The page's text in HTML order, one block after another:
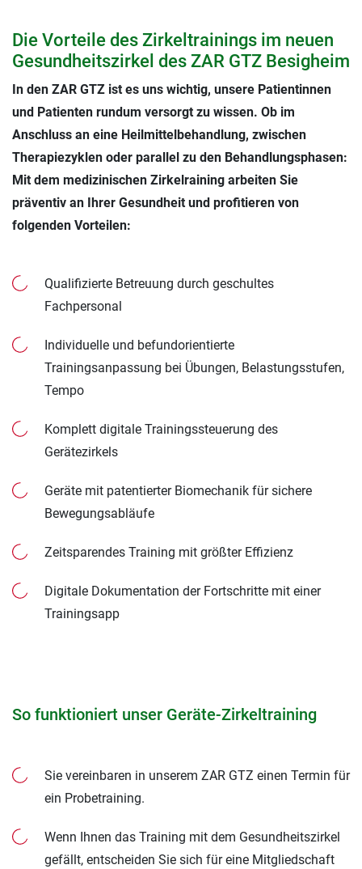
Die Vorteile des Zirkeltrainings im neuen
Gesundheitszirkel des ZAR GTZ Besigheim
In den ZAR GTZ ist es uns wichtig, unsere Patientinnen
und Patienten rundum versorgt zu wissen. Ob im
Anschluss an eine Heilmittelbehandlung, zwischen
Therapiezyklen oder parallel zu den Behandlungsphasen:
Mit dem medizinischen Zirkelraining arbeiten Sie
präventiv an Ihrer Gesundheit und profitieren von
folgenden Vorteilen:
Qualifizierte Betreuung durch geschultes
Fachpersonal
Individuelle und befundorientierte
Trainingsanpassung bei Übungen, Belastungsstufen,
Tempo
Komplett digitale Trainingssteuerung des
Gerätezirkels
Geräte mit patentierter Biomechanik für sichere
Bewegungsabläufe
Zeitsparendes Training mit größter Effizienz
Digitale Dokumentation der Fortschritte mit einer
Trainingsapp
So funktioniert unser Geräte-Zirkeltraining
Sie vereinbaren in unserem ZAR GTZ einen Termin für
ein Probetraining.
Wenn Ihnen das Training mit dem Gesundheitszirkel
gefällt, entscheiden Sie sich für eine Mitgliedschaft